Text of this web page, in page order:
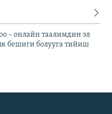
– онлайн таалимдин эл
бешиги болууга тийиш